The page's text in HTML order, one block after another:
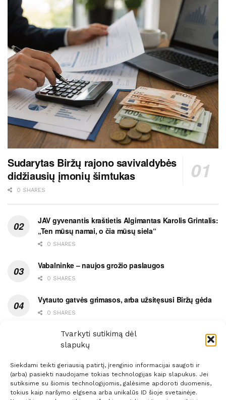
Tvarkyti sutikimą dėl
slapukų
Siekdami teikti geriausią patirtį, įrenginio informacijai saugoti ir
(arba) pasiekti naudojame tokias technologijas kaip slapukus. Jei
sutiksime su šiomis technologijomis, galėsime apdoroti duomenis,
tokius kaip naršymo elgsena arba unikalūs ID šioje svetainėje.
Sudarytas Biržų rajono savivaldybės
didžiausių įmonių šimtukas
0 SHARES
JAV gyvenantis kraštietis Algimantas Karolis Grintalis:
„Ten mūsų namai, o čia mūsų siela“
0 SHARES
Vabalninke – naujos grožio paslaugos
0 SHARES
Vytauto gatvės grimasos, arba užsitęsusi Biržų gėda
0 SHARES
Pietų metas pažymėtas avarija
0 SHARES